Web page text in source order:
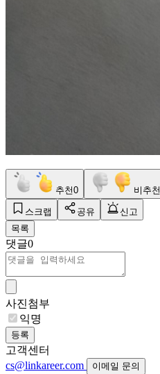
추천0 비추천
스크랩 공유
신고
목록
댓글0
사진첨부
익명
등록
고객센터
cs@linkareer.com
이메일 문의